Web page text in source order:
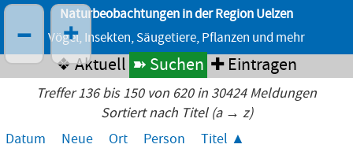
Naturbeobachtungen in der Region Uelzen
Vögel, Insekten, Säugetiere, Pflanzen und mehr
❖ Aktuell ➽ Suchen ✚ Eintragen
Treffer 136 bis 150 von 620 in 30424 Meldungen
Sortiert nach Titel (a → z)
Datum
Neue Ort Person Titel
– +